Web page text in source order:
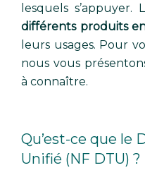
lesquels
différents produits
leurs usages. Pour
nous vous
à connaître.
Qu’est-ce que le
Unifié (NF DTU) ?